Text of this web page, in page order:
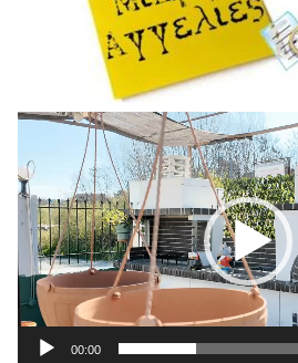
Πρόγραμμα
Αναπαραγωγής
Βίντεο
00:00